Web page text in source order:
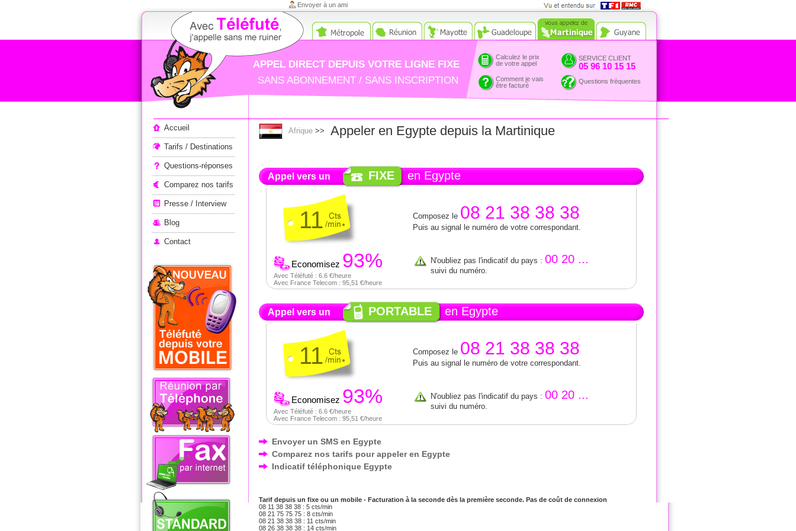
Appeler à l'étranger
Envoyer à un ami
RMC
APPEL DIRECT DEPUIS VOTRE LIGNE FIXE
SANS ABONNEMENT / SANS INSCRIPTION
Calculez le prix
de votre appel
SERVICE CLIENT
05 96 10 15 15
Comment je vais
être facturé
Questions fréquentes
Accueil
Tarifs / Destinations
Questions-réponses
Comparez nos tarifs
Presse / Interview
Blog
Contact
Afrique >> Appeler en Egypte depuis la Martinique
Appel vers un FIXE en Egypte
11
Economisez 93%
Avec Téléfuté : 6.6 €/heure
Avec France Telecom : 95,51 €/heure
Composez le 08 21 38 38 38
Puis au signal le numéro de votre correspondant.
N'oubliez pas l'indicatif du pays : 00 20 ...
suivi du numéro.
Appel vers un PORTABLE en Egypte
11
Economisez 93%
Avec Téléfuté : 6.6 €/heure
Avec France Telecom : 95,51 €/heure
Composez le 08 21 38 38 38
Puis au signal le numéro de votre correspondant.
N'oubliez pas l'indicatif du pays : 00 20 ...
suivi du numéro.
Envoyer un SMS en Egypte
Comparez nos tarifs pour appeler en Egypte
Indicatif téléphonique Egypte
Tarif depuis un fixe ou un mobile - Facturation à la seconde dès la première seconde. Pas de coût de connexion
08 11 38 38 38 : 5 cts/min
08 21 75 75 75 : 8 cts/min
08 21 38 38 38 : 11 cts/min
08 26 38 38 38 : 14 cts/min